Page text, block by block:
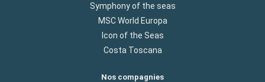
Symphony of the seas
MSC World Europa
Icon of the Seas
Costa Toscana
Nos compagnies